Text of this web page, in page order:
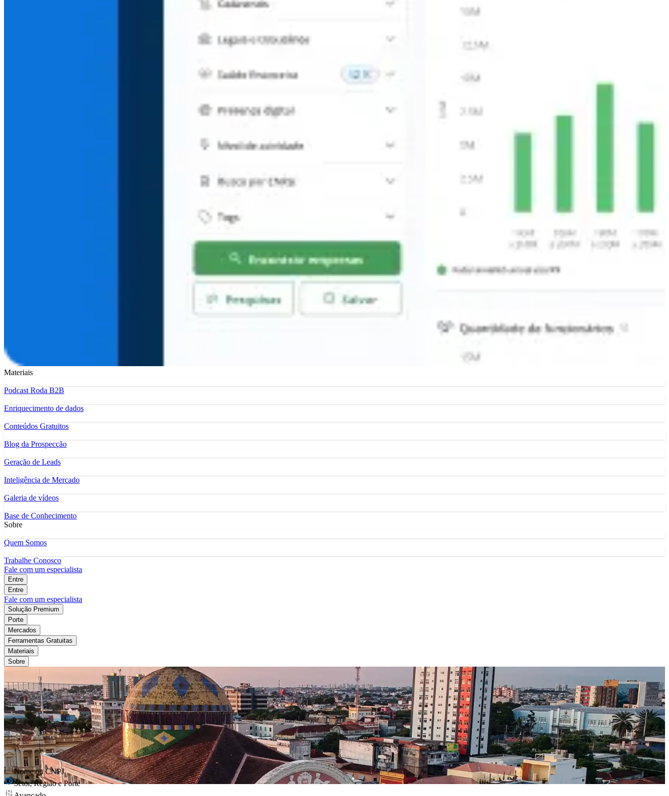
Materiais
Podcast Roda B2B
Enriquecimento de dados
Conteúdos Gratuitos
Blog da Prospecção
Geração de Leads
Inteligência de Mercado
Galeria de vídeos
Base de Conhecimento
Sobre
Quem Somos
Trabalhe Conosco
Fale com um especialista
Entre
Entre
Fale com um especialista
Solução Premium
Porte
Mercados
Ferramentas Gratuitas
Materiais
Sobre
Nome ou CNPJ
Setor, Região e Porte